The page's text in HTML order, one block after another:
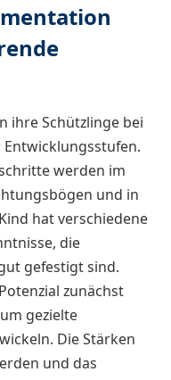
ihre Schützlinge bei
werden im
und in
hat verschiedene
die
gefestigt sind.
zunächst
gezielte
Die Stärken
und das